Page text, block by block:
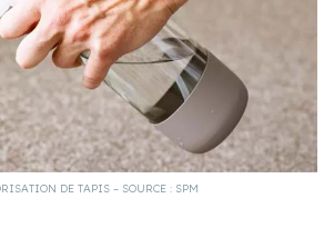
DE TAPIS – SOURCE : SPM